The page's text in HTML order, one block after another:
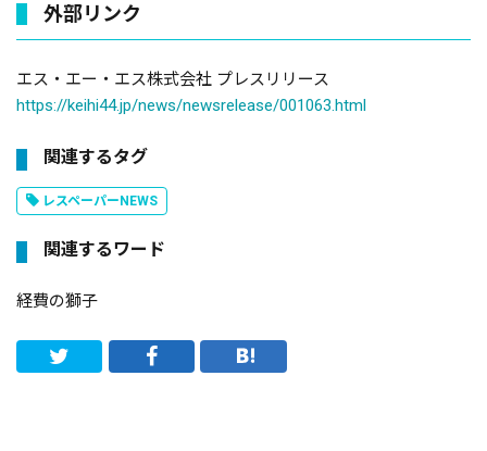
外部リンク
エス・エー・エス株式会社 プレスリリース
https://keihi44.jp/news/newsrelease/001063.html
関連するタグ
レスペーパーNEWS
関連するワード
経費の獅子